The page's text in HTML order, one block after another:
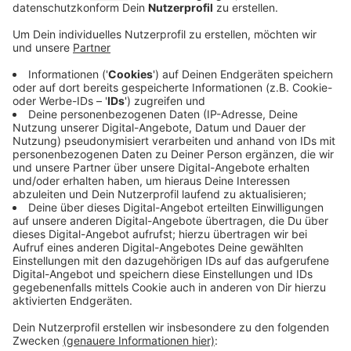
Veröffentlicht:Donnerstag, 21.07.2022 08:14
Die Festnahme der Beschuldigten erfolgte zwar schon
Mitte Mai. Jetzt hat es in diesem Zusammenhang die
Durchsuchungen gegeben, so die zuständige Polizei
und Staatsanwaltschaft aus Wuppertal. Gegen die drei
Beschuldigten wurde seit Sommer vergangenen
Jahres ermittelt. Sie sollen mit Beteubungsmitteln in
nicht geringem Maße gehandelt haben. Mitte Mai
konnte die Gruppe in Luxemburg auf frischer Tat
gefasst werden. In einem umgebauten Transporter
entdeckten die Ermittler etwa 43 Kilogramm
Marihuana.
Anzeige